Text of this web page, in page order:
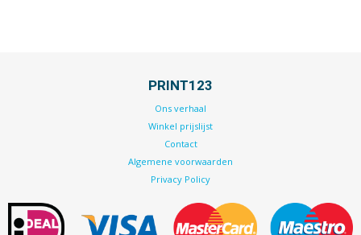
PRINT123
Ons verhaal
Winkel prijslijst
Contact
Algemene voorwaarden
Privacy Policy